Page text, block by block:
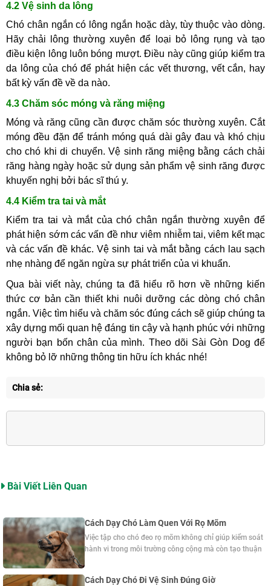
4.2 Vệ sinh da lông
Chó chân ngắn có lông ngắn hoặc dày, tùy thuộc vào dòng.
Hãy chải lông thường xuyên để loại bỏ lông rụng và tạo
điều kiện lông luôn bóng mượt. Điều này cũng giúp kiểm tra
da lông của chó để phát hiện các vết thương, vết cắn, hay
bất kỳ vấn đề về da nào.
4.3 Chăm sóc móng và răng miệng
Móng và răng cũng cần được chăm sóc thường xuyên. Cắt
móng đều đặn để tránh móng quá dài gây đau và khó chịu
cho chó khi di chuyển. Vệ sinh răng miệng bằng cách chải
răng hàng ngày hoặc sử dụng sản phẩm vệ sinh răng được
khuyến nghị bởi bác sĩ thú y.
4.4 Kiểm tra tai và mắt
Kiểm tra tai và mắt của chó chân ngắn thường xuyên để
phát hiện sớm các vấn đề như viêm nhiễm tai, viêm kết mạc
và các vấn đề khác. Vệ sinh tai và mắt bằng cách lau sạch
nhẹ nhàng để ngăn ngừa sự phát triển của vi khuẩn.
Qua bài viết này, chúng ta đã hiểu rõ hơn về những kiến
thức cơ bản cần thiết khi nuôi dưỡng các dòng chó chân
ngắn. Việc tìm hiểu và chăm sóc đúng cách sẽ giúp chúng ta
xây dựng mối quan hệ đáng tin cậy và hạnh phúc với những
người bạn bốn chân của mình. Theo dõi Sài Gòn Dog để
không bỏ lỡ những thông tin hữu ích khác nhé!
Chia sẻ:
Bài Viết Liên Quan
Cách Dạy Chó Làm Quen Với Rọ Mõm
Việc tập cho chó đeo rọ mõm không chỉ giúp kiểm soát
hành vi trong môi trường công cộng mà còn tạo thuận
mõm, giúp thú cưng thích nghi một cách tự nhiên, giảm
Cách Dạy Chó Đi Vệ Sinh Đúng Giờ